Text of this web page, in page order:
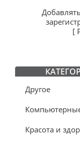
[
Другое
Красота и